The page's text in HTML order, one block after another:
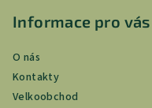
Informace pro vás
O nás
Kontakty
Velkoobchod